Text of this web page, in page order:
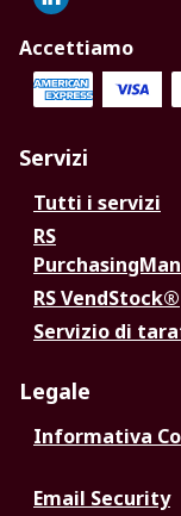
Accettiamo
Servizi
Tutti i servizi
RS
RS VendStock®
Servizio di
Legale
Informativa
Email Security